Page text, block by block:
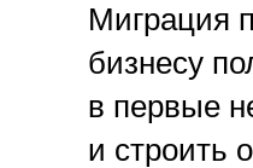
Миграция
бизнесу
в первые
и строить